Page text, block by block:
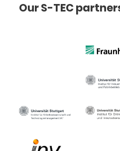
Our S-TEC